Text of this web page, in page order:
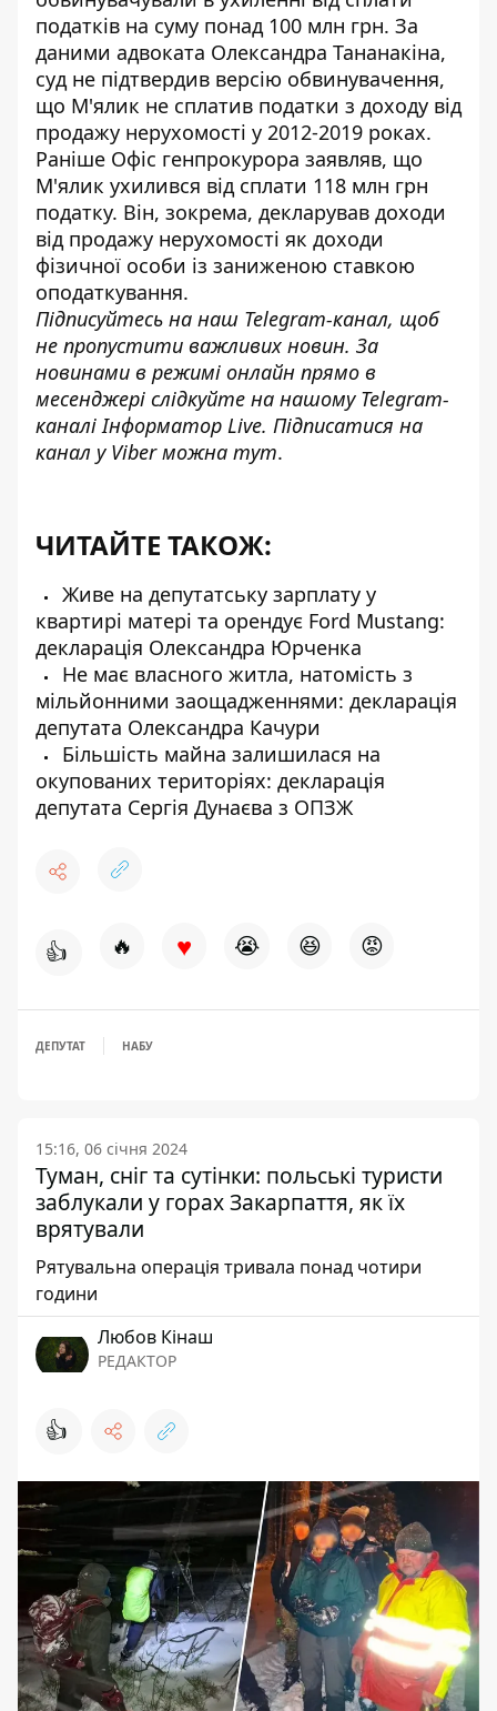
податків на суму понад 100 млн грн. За
даними адвоката Олександра Тананакіна,
суд не підтвердив версію обвинувачення,
що М'ялик не сплатив податки з доходу від
продажу нерухомості у 2012-2019 роках.
Раніше Офіс генпрокурора заявляв, що
М'ялик ухилився від сплати 118 млн грн
податку. Він, зокрема, декларував доходи
від продажу нерухомості як доходи
фізичної особи із заниженою ставкою
оподаткування.
Підписуйтесь на наш Telegram-канал, щоб
не пропустити важливих новин. За
новинами в режимі онлайн прямо в
месенджері слідкуйте на нашому Telegram-
каналі Інформатор Live. Підписатися на
канал у Viber можна тут.
ЧИТАЙТЕ ТАКОЖ:
Живе на депутатську зарплату у
квартирі матері та орендує Ford Mustang:
декларація Олександра Юрченка
Не має власного житла, натомість з
мільйонними заощадженнями: декларація
депутата Олександра Качури
Більшість майна залишилася на
окупованих територіях: декларація
депутата Сергія Дунаєва з ОПЗЖ
👍 🔥 ♥ 😭 😆 😡
ДЕПУТАТ НАБУ
15:16, 06 січня 2024
Туман, сніг та сутінки: польські туристи
заблукали у горах Закарпаття, як їх
врятували
Рятувальна операція тривала понад чотири
години
Любов Кінаш
РЕДАКТОР
👍